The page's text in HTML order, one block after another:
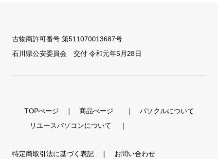
古物商許可番号 第511070013687号
石川県公安委員会 交付 令和元年5月28日
TOPぺージ ｜ 商品ぺージ ｜ パソクルについて
リユースパソコンについて ｜
特定商取引法に基づく表記｜ お問い合わせ